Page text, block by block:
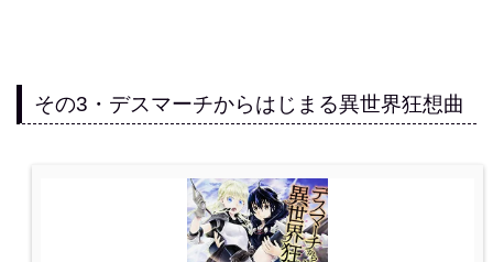
その3・デスマーチからはじまる異世界狂想曲